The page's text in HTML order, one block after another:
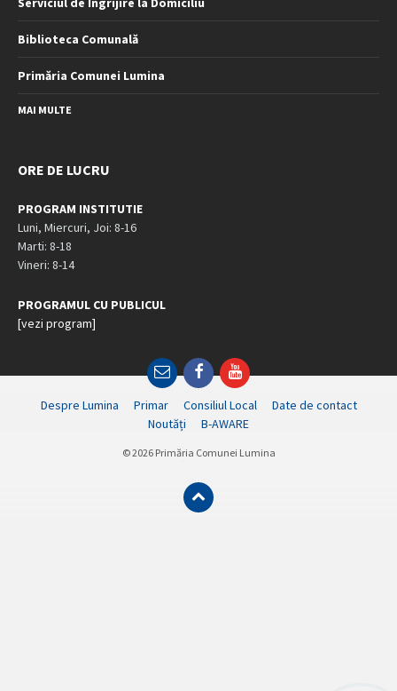
Biblioteca Comunală
Primăria Comunei Lumina
MAI MULTE
ORE DE LUCRU
PROGRAM INSTITUTIE
Luni, Miercuri, Joi: 8-16
Marti: 8-18
Vineri: 8-14
PROGRAMUL CU PUBLICUL
[vezi program]
EmailFacebookYouTube
Despre Lumina Primar Consiliul Local
Date de contact
Noutăți
B-AWARE
© 2026 Primăria Comunei Lumina